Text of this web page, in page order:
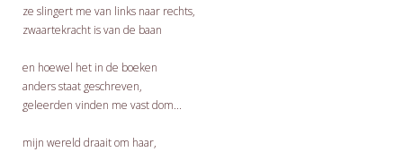
ze slingert me van links naar rechts,
zwaartekracht is van de baan
en hoewel het in de boeken
anders staat geschreven,
geleerden vinden me vast dom...
mijn wereld draait om haar,